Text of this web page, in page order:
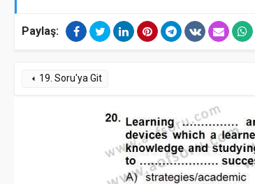
Paylaş:
arrow_left 19. Soru'ya Git